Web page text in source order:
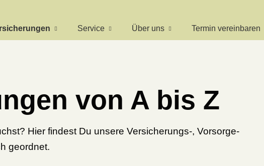
Service Über uns Termin ver­ein­baren
von A bis Z
Hier findest Du unsere Versicherungs-, Vorsorge-
geordnet.